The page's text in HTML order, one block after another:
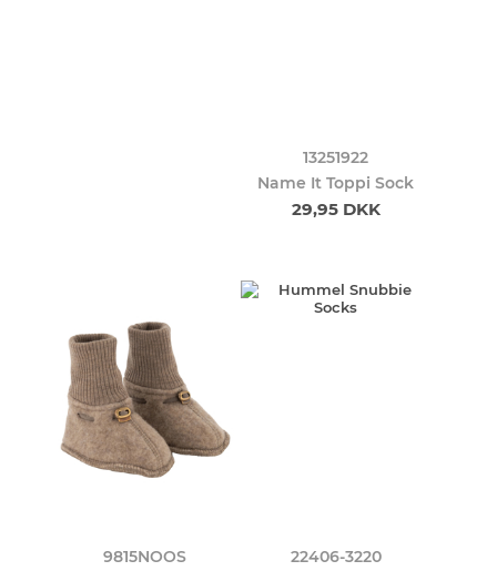
13251922
Name It Toppi Sock
29,95 DKK
9815NOOS
22406-3220